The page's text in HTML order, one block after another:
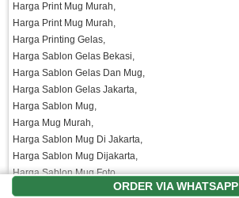
Harga Print Mug Murah,
Harga Print Mug Murah,
Harga Printing Gelas,
Harga Sablon Gelas Bekasi,
Harga Sablon Gelas Dan Mug,
Harga Sablon Gelas Jakarta,
Harga Sablon Mug,
Harga Mug Murah,
Harga Sablon Mug Di Jakarta,
Harga Sablon Mug Dijakarta,
Harga Sablon Mug Foto,
Harga Sablon Mug Jakarta,ORDER VIA WHATSAPP